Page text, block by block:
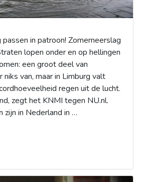
in patroon! Zomerneerslag
lopen onder en op hellingen
een groot deel van
van, maar in Limburg valt
regen uit de lucht.
zegt het KNMI tegen NU.nl.
zijn in Nederland in …